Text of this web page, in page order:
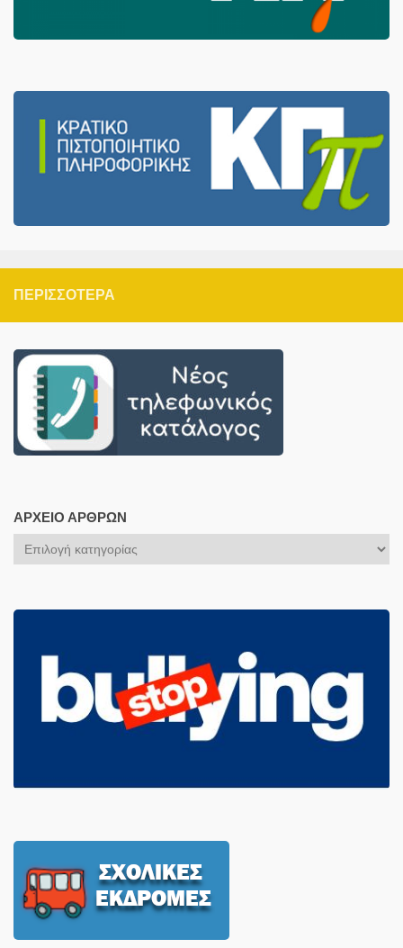
ΠΕΡΙΣΣΌΤΕΡΑ
ΑΡΧΕΊΟ ΆΡΘΡΩΝ
Αρχείο
Άρθρων